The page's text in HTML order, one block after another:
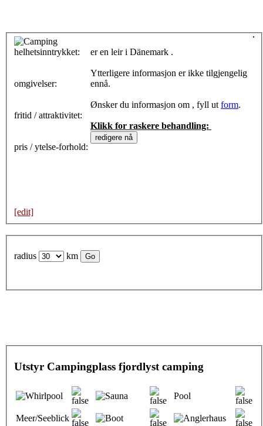
helhetsinntrykket:
omgivelser:
fritid / attraktivitet:
pris / ytelse-forhold:
er en leir i Dänemark .
Ytterligere informasjon er ikke tilgjengelig
ennå.
Ønsker du informasjon om , fyll ut form.
Klikk for raskere behandling:
[edit]
radius km
Utstyr Campingplass fjordlyst camping
Pool
Meer/Seeblick